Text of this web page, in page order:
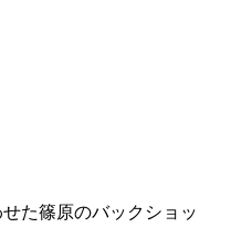
た篠原のバックショッ